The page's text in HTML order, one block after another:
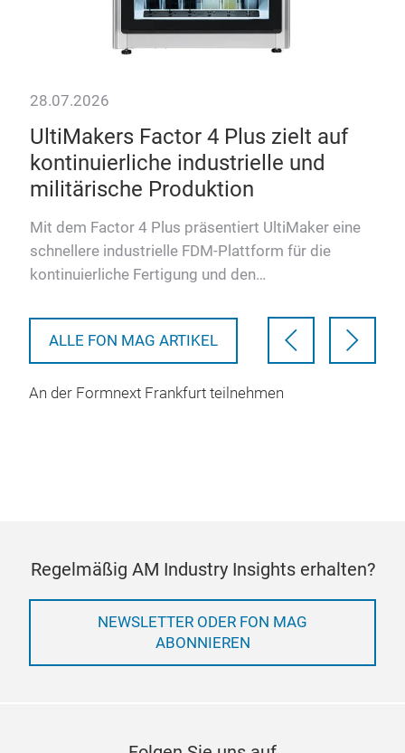
28.07.2026
UltiMakers Factor 4 Plus zielt auf
kontinuierliche industrielle und
militärische Produktion
Mit dem Factor 4 Plus präsentiert UltiMaker eine
schnellere industrielle FDM-Plattform für die
kontinuierliche Fertigung und den
ALLE FON MAG ARTIKEL
An der Formnext Frankfurt teilnehmen
Regelmäßig AM Industry Insights erhalten?
NEWSLETTER ODER FON MAG
ABONNIEREN